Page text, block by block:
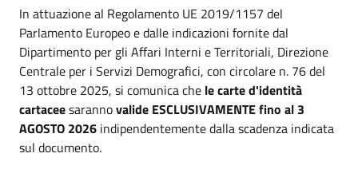
In attuazione al Regolamento UE 2019/1157 del
Parlamento Europeo e dalle indicazioni fornite dal
Dipartimento per gli Affari Interni e Territoriali, Direzione
Centrale per i Servizi Demografici, con circolare n. 76 del
13 ottobre 2025, si comunica che le carte d'identità
cartaceesarannovalide ESCLUSIVAMENTE fino al 3
AGOSTO 2026 indipendentemente dalla scadenza indicata
sul documento.